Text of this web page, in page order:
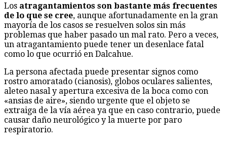
Los atragantamientos son bastante más frecuentes
de lo que se cree, aunque afortunadamente en la gran
mayoría de los casos se resuelven solos sin más
problemas que haber pasado un mal rato. Pero a veces,
un atragantamiento puede tener un desenlace fatal
como lo que ocurrió en Dalcahue.
La persona afectada puede presentar signos como
rostro amoratado (cianosis), globos oculares salientes,
aleteo nasal y apertura excesiva de la boca como con
«ansias de aire», siendo urgente que el objeto se
extraiga de la vía aérea ya que en caso contrario, puede
causar daño neurológico y la muerte por paro
respiratorio.